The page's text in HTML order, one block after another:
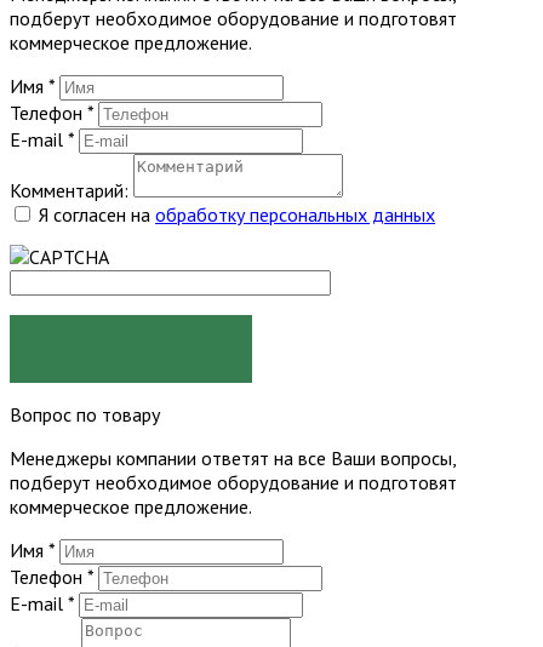
подберут необходимое оборудование и подготовят
коммерческое предложение.
Имя *
Телефон *
E-mail *
Комментарий:
Я согласен на обработку персональных данных
Вопрос по товару
Менеджеры компании ответят на все Ваши вопросы,
подберут необходимое оборудование и подготовят
коммерческое предложение.
Имя *
Телефон *
E-mail *